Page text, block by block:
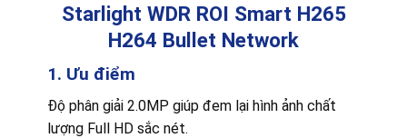
Starlight WDR ROI Smart H265
H264 Bullet Network
1. Ưu điểm
Độ phân giải 2.0MP giúp đem lại hình ảnh chất
lượng Full HD sắc nét.